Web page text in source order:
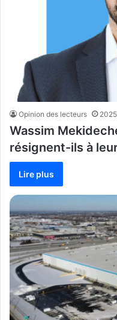
Opinion des lecteurs
Wassim
résignent-ils à
Lire plus